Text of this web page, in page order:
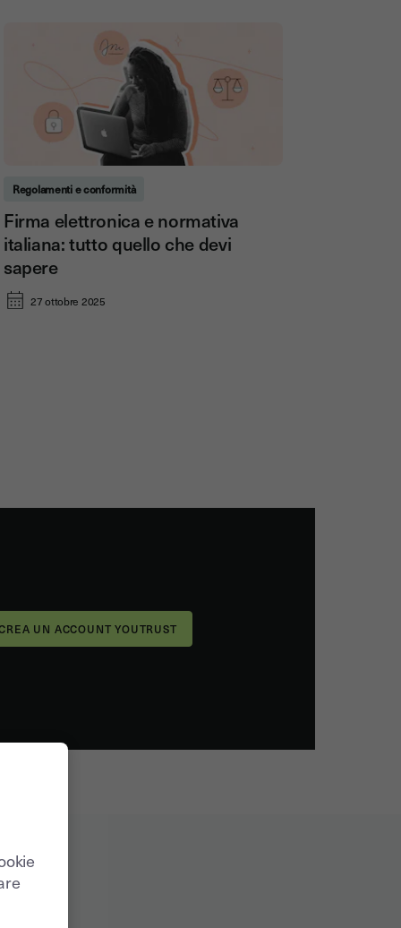
Regolamenti e conformità
Firma elettronica e normativa
italiana: tutto quello che devi
sapere
27 ottobre 2025